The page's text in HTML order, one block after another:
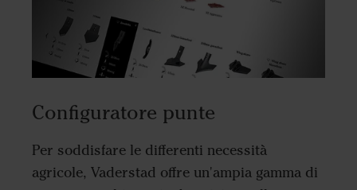
Configuratore punte
Per soddisfare le differenti necessità
agricole, Vaderstad offre un'ampia gamma di